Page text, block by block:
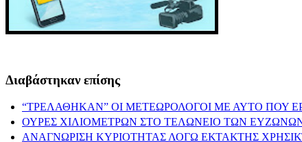
Διαβάστηκαν επίσης
“ΤΡΕΛΑΘΗΚΑΝ” ΟΙ ΜΕΤΕΩΡΟΛΟΓΟΙ ΜΕ ΑΥΤΟ ΠΟΥ
ΟΥΡΕΣ ΧΙΛΙΟΜΕΤΡΩΝ ΣΤΟ ΤΕΛΩΝΕΙΟ ΤΩΝ
ΑΝΑΓΝΩΡΙΣΗ ΚΥΡΙΟΤΗΤΑΣ ΛΟΓΩ ΕΚΤΑΚΤΗΣ